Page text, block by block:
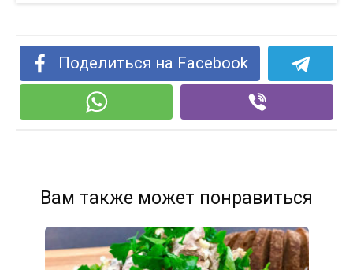
Поделиться на Facebook
Вам также может понравиться